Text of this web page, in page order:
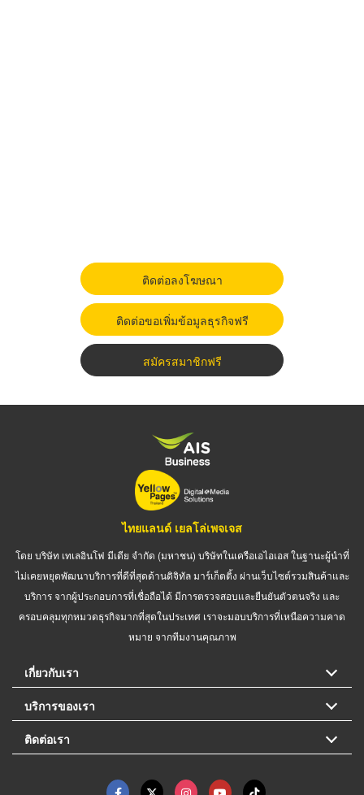
ติดต่อลงโฆษณา
ติดต่อขอเพิ่มข้อมูลธุรกิจฟรี
สมัครสมาชิกฟรี
ไทยแลนด์ เยลโล่เพจเจส
โดย บริษัท เทเลอินโฟ มีเดีย จำกัด (มหาชน) บริษัทในเครือเอไอเอส ในฐานะผู้นำที่
ไม่เคยหยุดพัฒนาบริการที่ดีที่สุดด้านดิจิทัล มาร์เก็ตติ้ง ผ่านเว็บไซต์รวมสินค้าและ
บริการ จากผู้ประกอบการที่เชื่อถือได้ มีการตรวจสอบและยืนยันตัวตนจริง และ
ครอบคลุมทุกหมวดธุรกิจมากที่สุดในประเทศ เราจะมอบบริการที่เหนือความคาด
หมาย จากทีมงานคุณภาพ
เกี่ยวกับเรา
บริการของเรา
ติดต่อเรา